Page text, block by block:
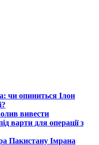
чи опиниться Ілон
вивести
варти для операції з
Пакистану Імрана